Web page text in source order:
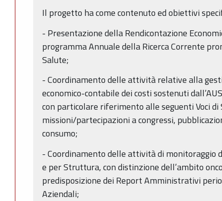
Il progetto ha come contenuto ed obiettivi
- Presentazione della Rendicontazione
programma Annuale della Ricerca Corrente
Salute;
- Coordinamento delle attività relative alla
economico-contabile dei costi sostenuti
con particolare riferimento alle seguenti Voci di
missioni/partecipazioni a congressi,
consumo;
- Coordinamento delle attività di monitoraggio
e per Struttura, con distinzione dell’ambito
predisposizione dei Report Amministrativi
Aziendali;